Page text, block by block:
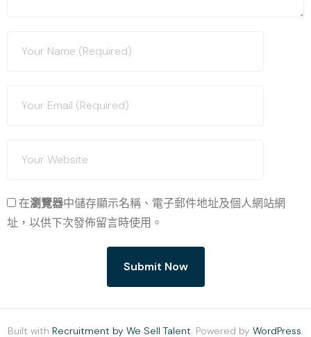
在瀏覽器中儲存顯示名稱、電子郵件地址及個人網站網
址，以供下次發佈留言時使用。
Built with Recruitment by We Sell Talent. Powered by WordPress.